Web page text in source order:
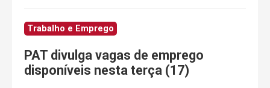
Trabalho e Emprego
PAT divulga vagas de emprego
disponíveis nesta terça (17)